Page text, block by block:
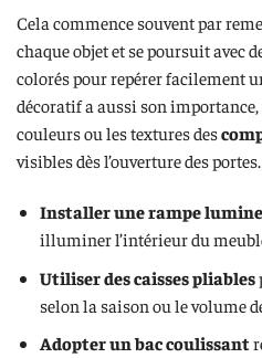
Cela commence souvent par
chaque objet et se poursuit avec
colorés pour repérer facilement
décoratif a aussi son
couleurs ou les textures des
visibles dès l’ouverture des portes.
Installer une rampe
illuminer l’intérieur du
Utiliser des caisses pliables
selon la saison ou le volume
Adopter un bac coulissant